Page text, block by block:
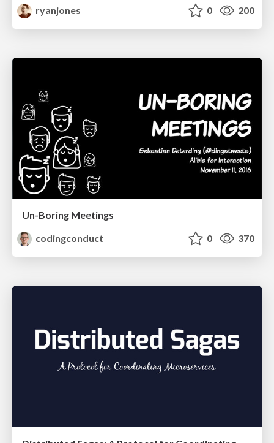
ryanjones
0 200
Un-Boring Meetings
codingconduct
0 370